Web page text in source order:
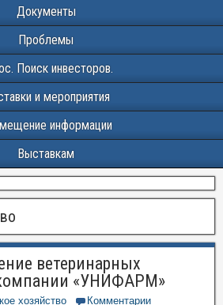
Документы
Проблемы
Поиск инвесторов.
и мероприятия
информации
Выставкам
ветеринарных
«УНИФАРМ»
хозяйство Комментарии